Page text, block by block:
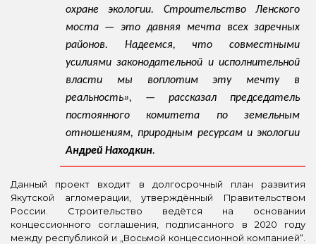
охране экологии. Строительство Ленского
моста — это давняя мечта всех заречных
районов. Надеемся, что совместными
усилиями законодательной и исполнительной
власти мы воплотим эту мечту в
реальность», — рассказал председатель
постоянного комитета по земельным
отношениям, природным ресурсам и экологии
Андрей Находкин.
Данный проект входит в долгосрочный план развития
Якутской агломерации, утверждённый Правительством
России. Строительство ведётся на основании
концессионного соглашения, подписанного в 2020 году
между республикой и „Восьмой концессионной компанией“.